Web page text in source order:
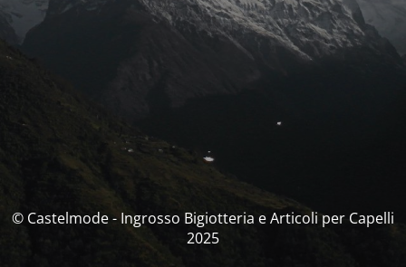
© Castelmode - Ingrosso Bigiotteria e Articoli per Capelli
2025